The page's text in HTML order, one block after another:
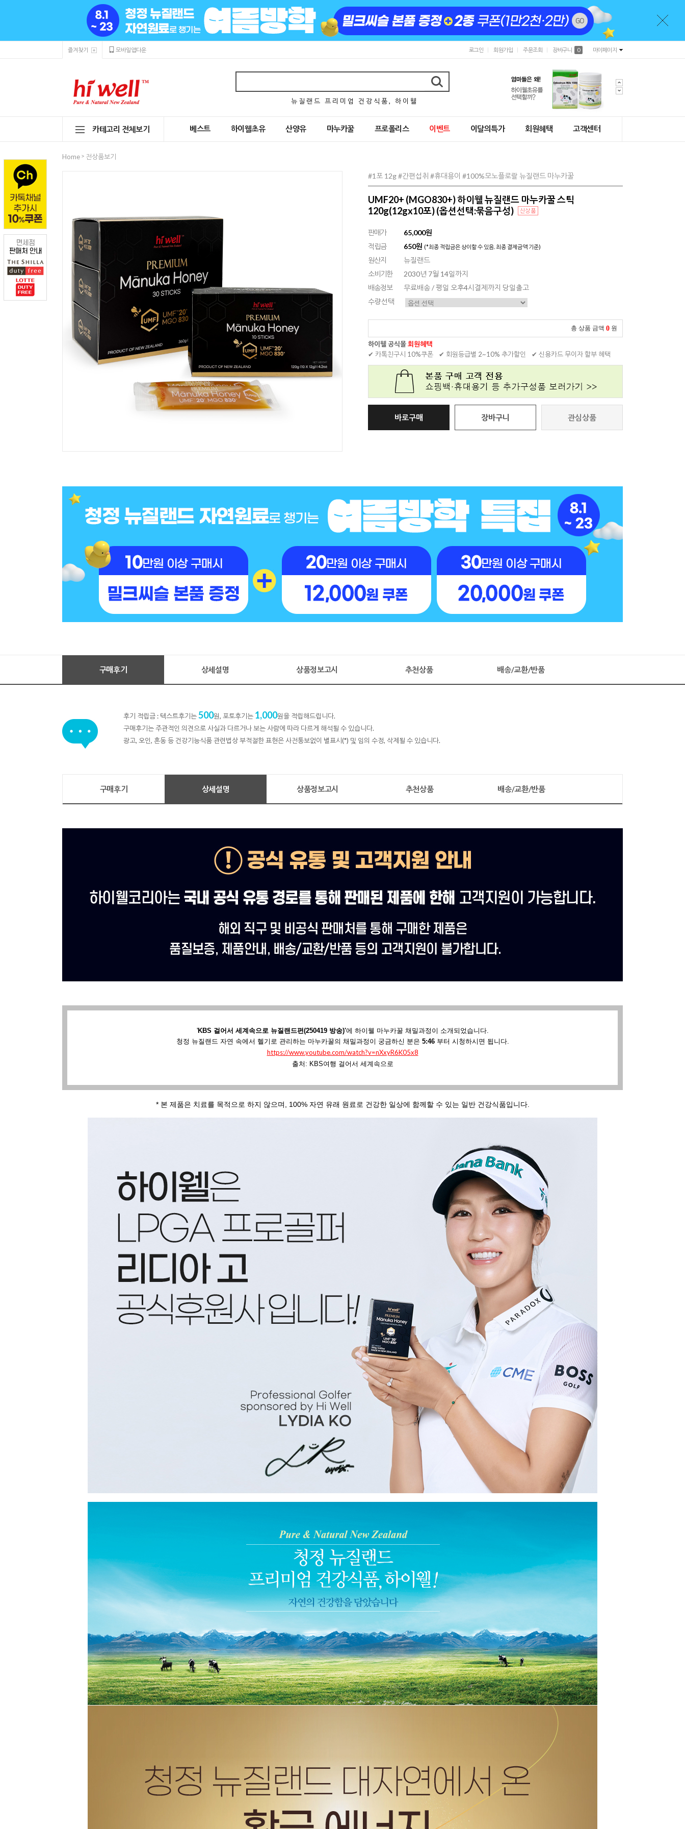
즐겨찾기 모바일앱다운 로그인 회원가입 주문조회 장바구니 0 마이페이지
뉴 질 랜 드 프 리 미 엄 건 강 식 품 , 하 이 웰
카테고리 전체보기 베스트 하이웰초유 산양유 마누카꿀 프로폴리스 이벤트 이달의특가 회원혜택 고객센터
Home > 전상품보기
#1포 12g #간편섭취 #휴대용이 #100%모노플로랄 뉴질랜드 마누카꿀
UMF20+ (MGO830+) 하이웰 뉴질랜드 마누카꿀 스틱
120g(12gx10포) (옵션선택:묶음구성)
판매가
65,000원
적립금
650원 (*최종 적립금은 상이할 수 있음. 최종 결제금액 기준)
원산지
뉴질랜드
소비기한
2030년 7월 14일까지
배송정보
무료배송 / 평일 오후4시결제까지 당일출고
수량선택
총 상품 금액 0 원
하이웰 공식몰회원혜택
✔ 카톡친구시 10%쿠폰
✔ 회원등급별 2~10% 추가할인 ✔ 신용카드 무이자 할부 혜택
바로구매 장바구니 관심상품
구매후기 상세설명 상품정보고시 추천상품 배송/교환/반품
후기 적립금 : 텍스트후기는500원, 포토후기는 1,000원을 적립해드립니다.
구매후기는 주관적인 의견으로 사실과 다르거나 보는 사람에 따라 다르게 해석될 수 있습니다.
광고, 오인, 혼동 등 건강기능식품 관련법상 부적절한 표현은 사전통보없이 별표시(*) 및 임의 수정, 삭제될 수 있습니다.
구매후기 상세설명 상품정보고시 추천상품 배송/교환/반품
'KBS 걸어서 세계속으로 뉴질랜드편(250419 방송)'에 하이웰 마누카꿀 채밀과정이 소개되었습니다.
청정 뉴질랜드 자연 속에서 헬기로 관리하는 마누카꿀의 채밀과정이 궁금하신 분은 5:46부터 시청하시면 됩니다.
https://www.youtube.com/watch?v=nXxyR6K05x8
출처: KBS여행 걸어서 세계속으로
* 본 제품은 치료를 목적으로 하지 않으며, 100% 자연 유래 원료로 건강한 일상에 함께할 수 있는 일반 건강식품입니다.